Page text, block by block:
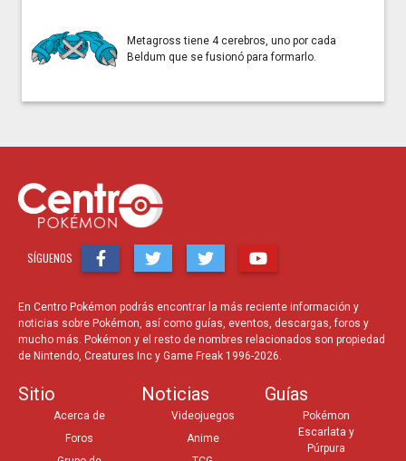
Metagross tiene 4 cerebros, uno por cada
Beldum que se fusionó para formarlo.
SÍGUENOS
En Centro Pokémon podrás encontrar la más reciente información y
noticias sobre Pokémon, así como guías, eventos, descargas, foros y
mucho más. Pokémon y el resto de nombres relacionados son propiedad
de Nintendo, Creatures Inc y Game Freak 1996-2026.
Sitio
Acerca de
Foros
Noticias
Videojuegos
Anime
Guías
Pokémon
Escarlata y
Púrpura